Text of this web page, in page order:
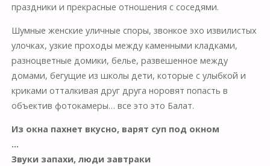
праздники и прекрасные отношения с соседями.
Шумные женские уличные споры, звонкое эхо извилистых
улочках, узкие проходы между каменными кладками,
разноцветные домики, белье, развешенное между
домами, бегущие из школы дети, которые с улыбкой и
криками отталкивая друг друга норовят попасть в
объектив фотокамеры… все это это Балат.
Из окна пахнет вкусно, варят суп под окном
…
Звуки запахи, люди завтраки